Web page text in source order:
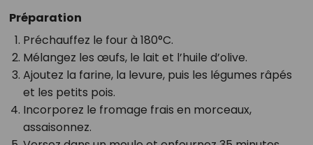
Préparation
Préchauffez le four à 180°C.
Mélangez les œufs, le lait et l’huile d’olive.
Ajoutez la farine, la levure, puis les légumes râpés
et les petits pois.
Incorporez le fromage frais en morceaux,
assaisonnez.